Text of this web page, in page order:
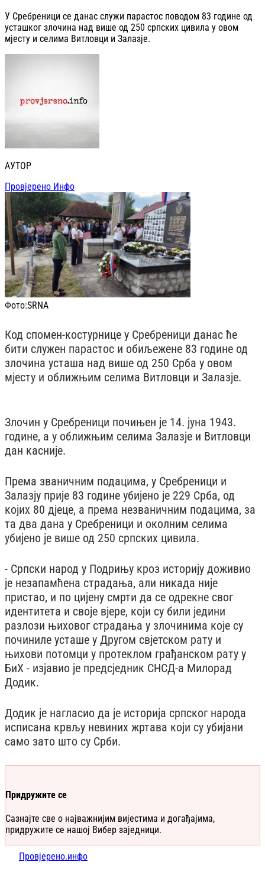
У Сребреници се данас служи парастос поводом 83 године од
усташког злочина над више од 250 српских цивила у овом
мјесту и селима Витловци и Залазје.
АУТОР
Провјерено Инфо
Фото:SRNA
Код спомен-костурнице у Сребреници данас ће
бити служен парастос и обиљежене 83 године од
злочина усташа над више од 250 Срба у овом
мјесту и оближњим селима Витловци и Залазје.
Злочин у Сребреници почињен је 14. јуна 1943.
године, а у оближњим селима Залазје и Витловци
дан касније.
Према званичним подацима, у Сребреници и
Залазју прије 83 године убијено је 229 Срба, од
којих 80 дјеце, а према незваничним подацима, за
та два дана у Сребреници и околним селима
убијено је више од 250 српских цивила.
- Српски народ у Подрињу кроз историју доживио
је незапамћена страдања, али никада није
пристао, и по цијену смрти да се одрекне свог
идентитета и своје вјере, који су били једини
разлози њиховог страдања у злочинима које су
починиле усташе у Другом свјетском рату и
њихови потомци у протеклом грађанском рату у
БиХ - изјавио је предсједник СНСД-а Милорад
Додик.
Додик је нагласио да је историја српског народа
исписана крвљу невиних жртава који су убијани
само зато што су Срби.
Придружите се
Сазнајте све о најважнијим вијестима и догађајима,
придружите се нашој Вибер заједници.
Провјерено.инфо